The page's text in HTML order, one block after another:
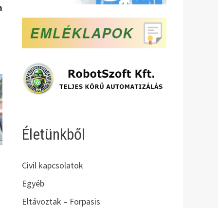
bejegyzés:
Életünkből
Civil kapcsolatok
Egyéb
Eltávoztak – Forpasis